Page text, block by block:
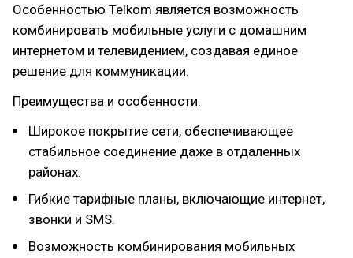
Особенностью Telkom является возможность
комбинировать мобильные услуги с домашним
интернетом и телевидением, создавая единое
решение для коммуникации.
Преимущества и особенности:
Широкое покрытие сети, обеспечивающее
стабильное соединение даже в отдаленных
районах.
Гибкие тарифные планы, включающие интернет,
звонки и SMS.
Возможность комбинирования мобильных